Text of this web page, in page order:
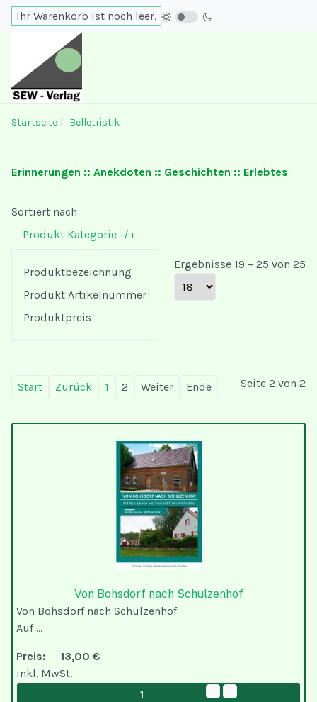
Ihr Warenkorb ist noch leer.
Startseite Belletristik
Erinnerungen :: Anekdoten :: Geschichten :: Erlebtes
Sortiert nach
Produkt Kategorie -/+
Produktbezeichnung
Produkt Artikelnummer
Produktpreis
Ergebnisse 19 – 25 von 25
Start Zurück 1 2 Weiter Ende Seite 2 von 2
Von Bohsdorf nach Schulzenhof
Von Bohsdorf nach Schulzenhof
Auf ...
Preis:
13,00 €
inkl. MwSt.